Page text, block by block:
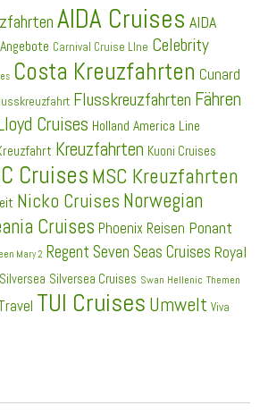
AIDA Cruises AIDA
Angebote Carnival Cruise LIne Celebrity
Costa Kreuzfahrten Cunard
Flusskreuzfahrten Fähren
Cruises Holland America Line
Kreuzfahrten Kuoni Cruises
CruisesMSC Kreuzfahrten
Nicko Cruises Norwegian
Cruises Phoenix Reisen Ponant
Mary 2 Regent Seven Seas Cruises Royal
Silversea Silversea Cruises Swan Hellenic Themen
TUI Cruises Umwelt Viva